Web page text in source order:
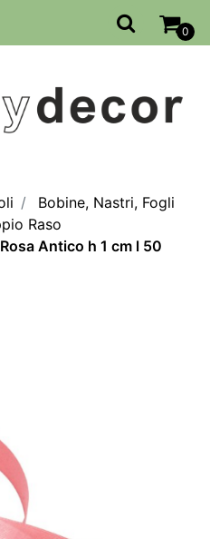
0
Bobine, Nastri, Fogli
Raso
Antico h 1 cm l 50